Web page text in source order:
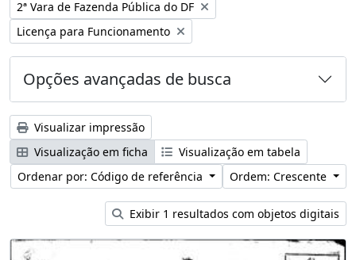
Remover filtro:
2ª Vara de Fazenda Pública do DF
Remover filtro:
Licença para Funcionamento
Opções avançadas de busca
Visualizar impressão
Visualização em ficha
Visualização em tabela
Ordenar por: Código de referência
Ordem: Crescente
Exibir 1 resultados com objetos digitais